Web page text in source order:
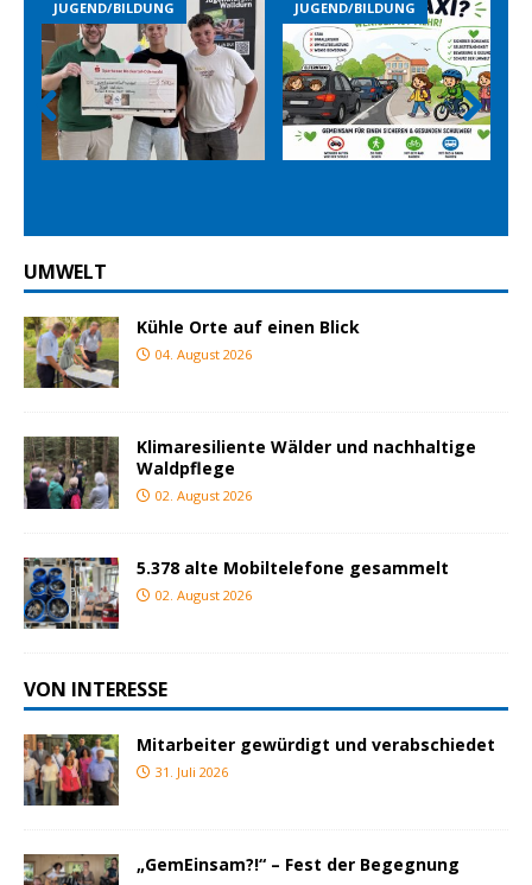
JUGEND/BILDUNG JUGEND/BILDUNG
Prev
ious
Nex
t
UMWELT
Kühle Orte auf einen Blick
04. August 2026
Klimaresiliente Wälder und nachhaltige
Waldpflege
02. August 2026
5.378 alte Mobiltelefone gesammelt
02. August 2026
VON INTERESSE
Mitarbeiter gewürdigt und verabschiedet
31. Juli 2026
„GemEinsam?!“ – Fest der Begegnung